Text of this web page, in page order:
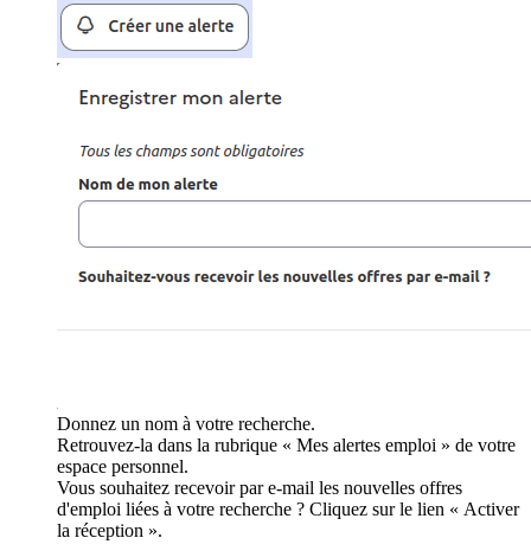
Donnez un nom à votre recherche.
Retrouvez-la dans la rubrique « Mes alertes emploi » de votre
espace personnel.
Vous souhaitez recevoir par e-mail les nouvelles offres
d'emploi liées à votre recherche ? Cliquez sur le lien « Activer
la réception ».